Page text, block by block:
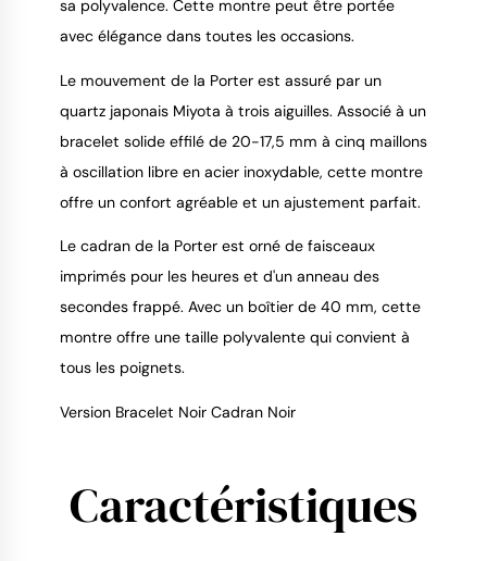
sa polyvalence. Cette montre peut être portée
avec élégance dans toutes les occasions.
Le mouvement de la Porter est assuré par un
quartz japonais Miyota à trois aiguilles. Associé à un
bracelet solide effilé de 20-17,5 mm à cinq maillons
à oscillation libre en acier inoxydable, cette montre
offre un confort agréable et un ajustement parfait.
Le cadran de la Porter est orné de faisceaux
imprimés pour les heures et d'un anneau des
secondes frappé. Avec un boîtier de 40 mm, cette
montre offre une taille polyvalente qui convient à
tous les poignets.
Version Bracelet Noir Cadran Noir
Caractéristiques